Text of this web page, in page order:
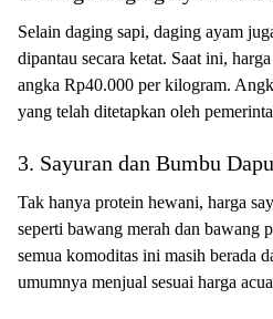
Selain daging sapi, daging ayam
dipantau secara ketat. Saat ini,
angka Rp40.000 per kilogram.
yang telah ditetapkan oleh
3. Sayuran dan Bumbu
Tak hanya protein hewani, harga
seperti bawang merah dan bawang
semua komoditas ini masih berada
umumnya menjual sesuai harga